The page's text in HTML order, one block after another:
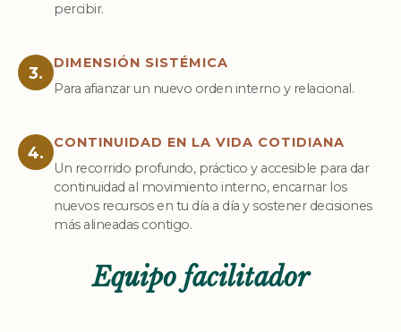
percibir.
3.
DIMENSIÓN SISTÉMICA
Para afianzar un nuevo orden interno y relacional.
4.
CONTINUIDAD EN LA VIDA COTIDIANA
Un recorrido profundo, práctico y accesible para dar
continuidad al movimiento interno, encarnar los
nuevos recursos en tu día a día y sostener decisiones
más alineadas contigo.
Equipo facilitador